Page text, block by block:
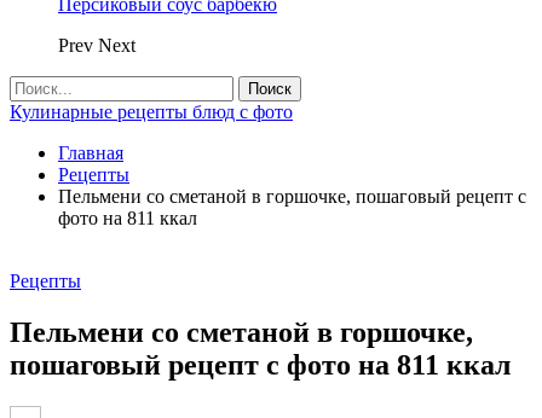
Персиковый соус барбекю
Prev Next
Кулинарные рецепты блюд с фото
Главная
Рецепты
Пельмени со сметаной в горшочке, пошаговый рецепт с
фото на 811 ккал
Рецепты
Пельмени со сметаной в горшочке,
пошаговый рецепт с фото на 811 ккал